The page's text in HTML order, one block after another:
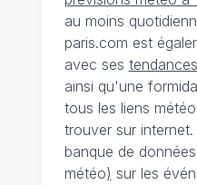
au moins
paris.com est
avec ses
ainsi qu'une
tous les liens
trouver sur
banque de
météo) sur les